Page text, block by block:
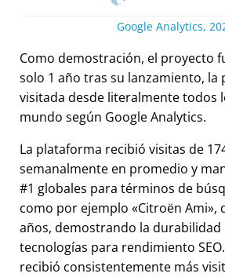
Google Analytics,
Como demostración, el proyecto
solo 1 año tras su lanzamiento, la
visitada desde literalmente todos
mundo según Google Analytics.
La plataforma recibió visitas de
semanalmente en promedio y
#1 globales para términos de
como por ejemplo
Citroën Ami ,
años, demostrando la durabilidad
tecnologías para rendimiento
recibió consistentemente más